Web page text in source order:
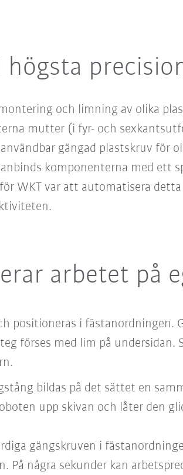
och limning av olika
mutter (i fyr- och
gängad plastskruv för
komponenterna med ett
WKT var att automatisera
arbetet på
positioneras i fästanordningen.
förses med lim på undersidan.
bildas på det sättet en
upp skivan och låter den
gängskruven i
På några sekunder kan